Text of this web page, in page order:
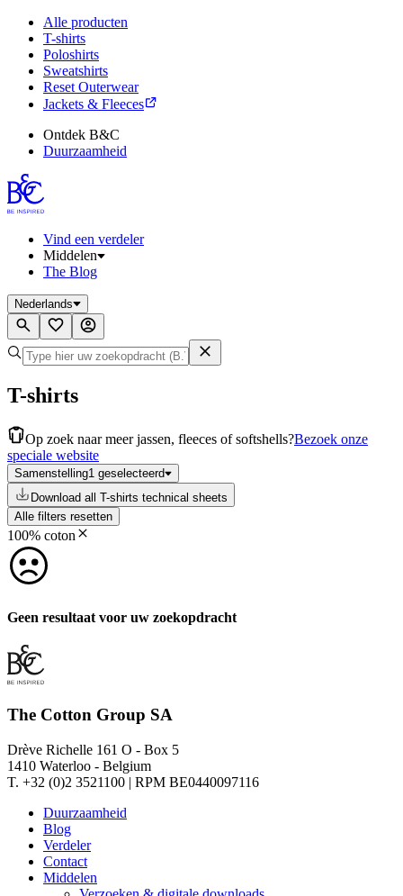
Alle producten
T-shirts
Poloshirts
Sweatshirts
Reset Outerwear
Jackets & Fleeces
Ontdek B&C
Duurzaamheid
Vind een verdeler
Middelen
The Blog
Nederlands
T-shirts
Op zoek naar meer jassen, fleeces of softshells?Bezoek onze
speciale website
Samenstelling1 geselecteerd
Download all T-shirts technical sheets
Alle filters resetten
100% coton
Geen resultaat voor uw zoekopdracht
The Cotton Group SA
Drève Richelle 161 O - Box 5
1410 Waterloo - Belgium
T. +32 (0)2 3521100 | RPM BE0440097116
Duurzaamheid
Blog
Verdeler
Contact
Middelen